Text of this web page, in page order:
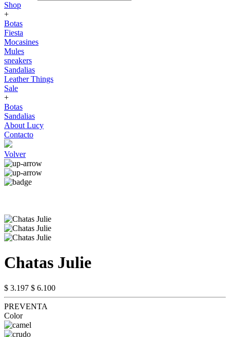
Shop
+
Botas
Fiesta
Mocasines
Mules
sneakers
Sandalias
Leather Things
Sale
+
Botas
Sandalias
About Lucy
Contacto
Volver
Chatas Julie
$ 3.197 $ 6.100
PREVENTA
Color